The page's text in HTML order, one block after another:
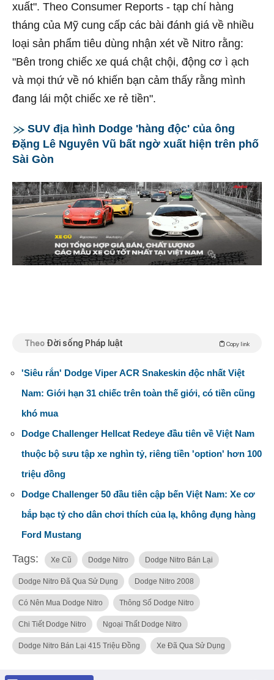
xuất". Theo Consumer Reports - tạp chí hàng
tháng của Mỹ cung cấp các bài đánh giá về nhiều
loại sản phẩm tiêu dùng nhận xét về Nitro rằng:
"Bên trong chiếc xe quá chật chội, động cơ ì ạch
và mọi thứ về nó khiến bạn cảm thấy rằng mình
đang lái một chiếc xe rẻ tiền".
SUV địa hình Dodge 'hàng độc' của ông
Đặng Lê Nguyên Vũ bất ngờ xuất hiện trên phố
Sài Gòn
Theo Đời sống Pháp luật Copy link
'Siêu rắn' Dodge Viper ACR Snakeskin độc nhất Việt
Nam: Giới hạn 31 chiếc trên toàn thế giới, có tiền cũng
khó mua
Dodge Challenger Hellcat Redeye đầu tiên về Việt Nam
thuộc bộ sưu tập xe nghìn tỷ, riêng tiền 'option' hơn 100
triệu đồng
Dodge Challenger 50 đầu tiên cập bến Việt Nam: Xe cơ
bắp bạc tỷ cho dân chơi thích của lạ, không đụng hàng
Ford Mustang
Tags: Xe Cũ Dodge Nitro Dodge Nitro Bán Lại
Dodge Nitro Đã Qua Sử Dụng Dodge Nitro 2008
Có Nên Mua Dodge Nitro Thông Số Dodge Nitro
Chi Tiết Dodge Nitro Ngoại Thất Dodge Nitro
Dodge Nitro Bán Lại 415 Triệu Đồng Xe Đã Qua Sử Dụng